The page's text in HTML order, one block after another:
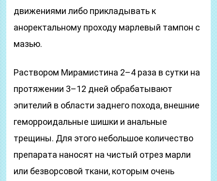
движениями либо прикладывать к
аноректальному проходу марлевый тампон с
мазью.
Раствором Мирамистина 2–4 раза в сутки на
протяжении 3–12 дней обрабатывают
эпителий в области заднего похода, внешние
геморроидальные шишки и анальные
трещины. Для этого небольшое количество
препарата наносят на чистый отрез марли
или безворсовой ткани, которым очень